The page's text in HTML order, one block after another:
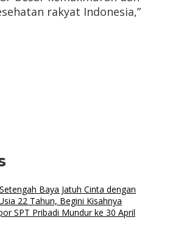
rakyat Indonesia,”
Baya Jatuh Cinta dengan
22 Tahun, Begini Kisahnya
SPT Pribadi Mundur ke 30 April